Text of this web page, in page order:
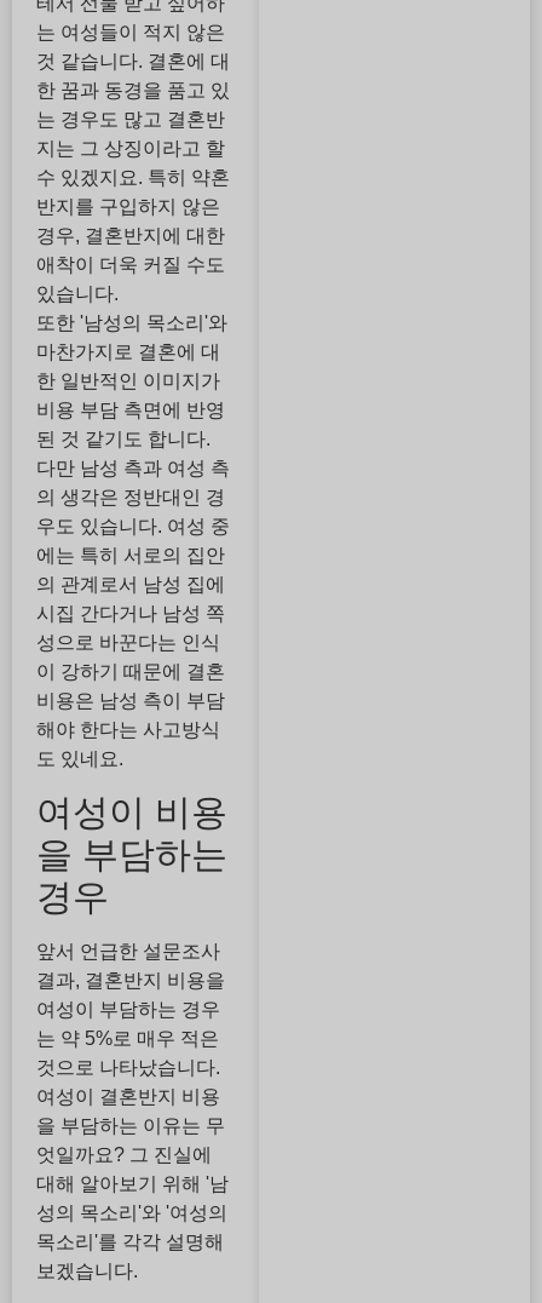
는 여성들이 적지 않은
것 같습니다. 결혼에 대
한 꿈과 동경을 품고 있
는 경우도 많고 결혼반
지는 그 상징이라고 할
수 있겠지요. 특히 약혼
반지를 구입하지 않은
경우, 결혼반지에 대한
애착이 더욱 커질 수도
있습니다.
또한 '남성의 목소리'와
마찬가지로 결혼에 대
한 일반적인 이미지가
비용 부담 측면에 반영
된 것 같기도 합니다.
다만 남성 측과 여성 측
의 생각은 정반대인 경
우도 있습니다. 여성 중
에는 특히 서로의 집안
의 관계로서 남성 집에
시집 간다거나 남성 쪽
성으로 바꾼다는 인식
이 강하기 때문에 결혼
비용은 남성 측이 부담
해야 한다는 사고방식
도 있네요.
여성이 비용
을 부담하는
경우
앞서 언급한 설문조사
결과, 결혼반지 비용을
여성이 부담하는 경우
는 약 5%로 매우 적은
것으로 나타났습니다.
여성이 결혼반지 비용
을 부담하는 이유는 무
엇일까요? 그 진실에
대해 알아보기 위해 '남
성의 목소리'와 '여성의
목소리'를 각각 설명해
보겠습니다.